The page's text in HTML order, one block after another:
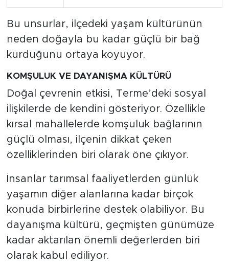
Bu unsurlar, ilçedeki yaşam kültürünün
neden doğayla bu kadar güçlü bir bağ
kurduğunu ortaya koyuyor.
KOMŞULUK VE DAYANIŞMA KÜLTÜRÜ
Doğal çevrenin etkisi, Terme’deki sosyal
ilişkilerde de kendini gösteriyor. Özellikle
kırsal mahallelerde komşuluk bağlarının
güçlü olması, ilçenin dikkat çeken
özelliklerinden biri olarak öne çıkıyor.
İnsanlar tarımsal faaliyetlerden günlük
yaşamın diğer alanlarına kadar birçok
konuda birbirlerine destek olabiliyor. Bu
dayanışma kültürü, geçmişten günümüze
kadar aktarılan önemli değerlerden biri
olarak kabul ediliyor.